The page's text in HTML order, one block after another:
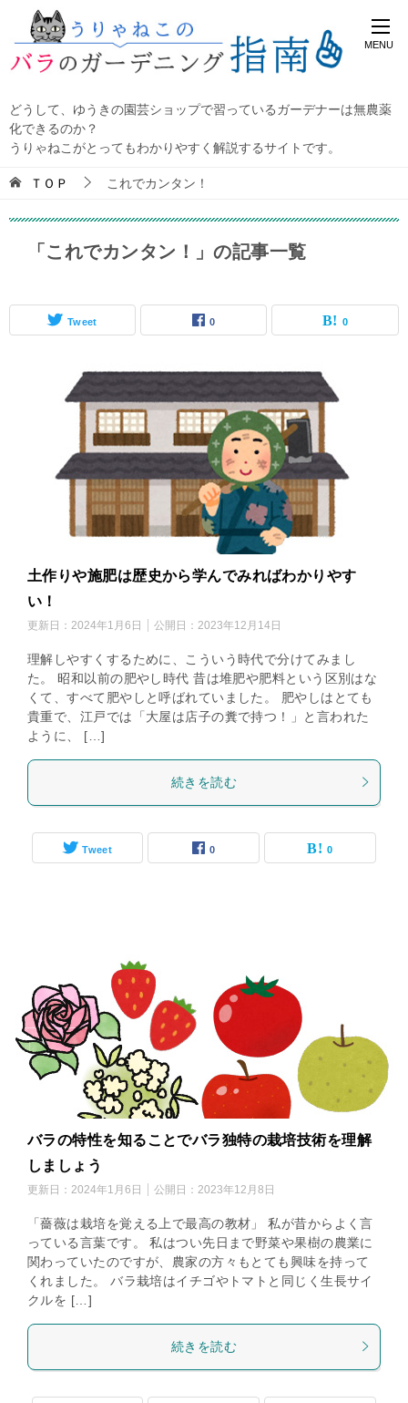
どうして、ゆうきの園芸ショップで習っているガーデナーは無農薬
化できるのか？
うりゃねこがとってもわかりやすく解説するサイトです。
ＴＯＰ これでカンタン！
「これでカンタン！」の記事一覧
Tweet 0 0
土作りや施肥は歴史から学んでみればわかりやす
い！
更新日： 2024年1月6日 公開日： 2023年12月14日
理解しやすくするために、こういう時代で分けてみまし
た。 昭和以前の肥やし時代 昔は堆肥や肥料という区別はな
くて、すべて肥やしと呼ばれていました。 肥やしはとても
貴重で、江戸では「大屋は店子の糞で持つ！」と言われた
ように、 […]
続きを読む
Tweet 0 0
バラの特性を知ることでバラ独特の栽培技術を理解
しましょう
更新日： 2024年1月6日 公開日： 2023年12月8日
「薔薇は栽培を覚える上で最高の教材」 私が昔からよく言
っている言葉です。 私はつい先日まで野菜や果樹の農業に
関わっていたのですが、農家の方々もとても興味を持って
くれました。 バラ栽培はイチゴやトマトと同じく生長サイ
クルを […]
続きを読む